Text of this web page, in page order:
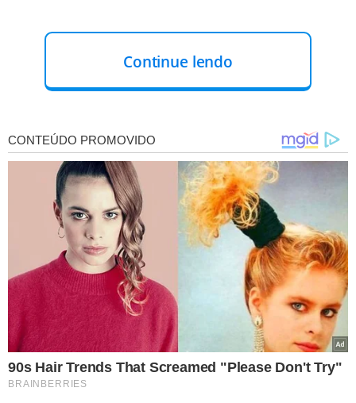
Na data do crime, o suspeito, identificado pelas iniciais
M.A.S.M., de 28 anos, desferiu vários golpes de faca
contra a vítima dentro de uma residência localizada no
conjunto Renascer II, bairro Recreio. Após o ataque, a
mulher foi transferida para oHospital de Urgência de
Teresina (HUT), onde permaneceu internada na UTI e
passou por procedimentos cirúrgicos complexos.
MOTIVAÇÃO
De acordo com as investigações, a tentativa de
feminicídio foi motivada pelo inconformismo do suspeito
com o fim do relacionamento. A polícia informou que ele
já possuía histórico de violência doméstica contra a
mesma vítima e chegou a ser preso em flagrante em 4 de
maio de 2025 pelos crimes de lesão corporal e ameaça,
com base na Lei Maria da Penha.
Continue lendo